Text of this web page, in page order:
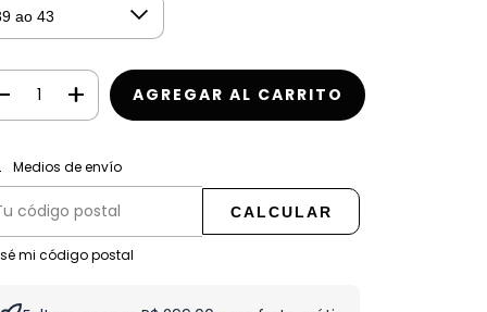
para el CP:
Medios de envío
CALCULAR
mi código postal